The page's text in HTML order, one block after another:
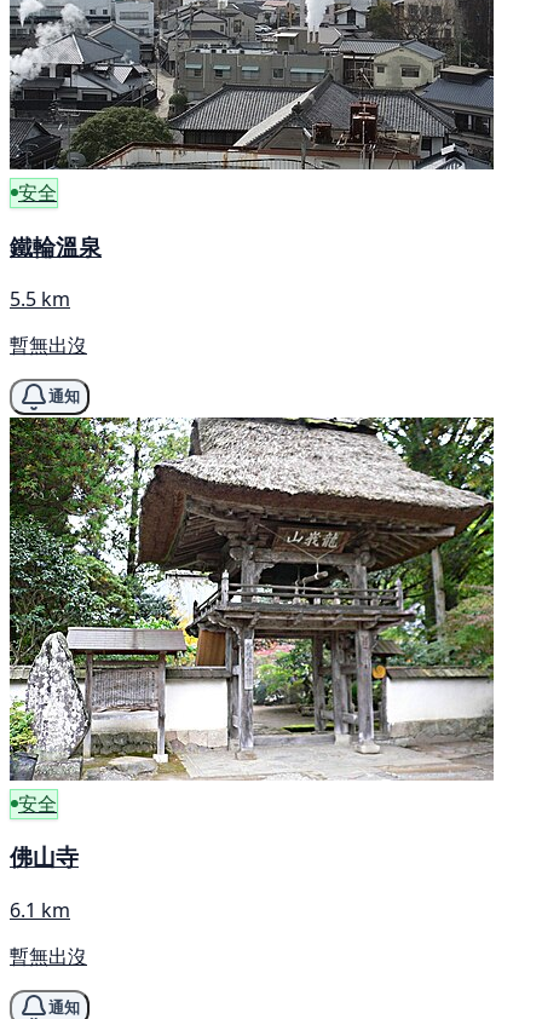
安全
鐵輪溫泉
5.5 km
暫無出沒
通知
安全
佛山寺
6.1 km
暫無出沒
通知